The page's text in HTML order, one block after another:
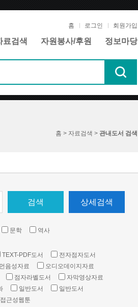
홈 로그인 회원가입
료검색 자원봉사/후원 정보마당
홈 > 자료검색 > 관내도서 검색
검색 상세검색
문학 역사
TEXT-PDF도서
전자점자도서
음성자료
오디오데이지자료
점자라벨도서
자막영상자료
일반도서
일반도서
접근성웹툰